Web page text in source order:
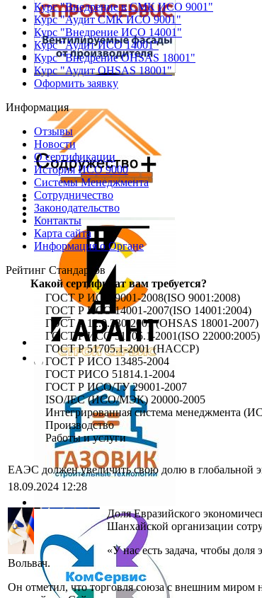
Курс "Внедрение в СМК ИСО 9001"
Курс "Аудит СМК ИСО 9001"
Курс "Внедрение ИСО 14001"
Курс "Аудит ИСО 14001"
Курс "Внедрение OHSAS 18001"
Курс "Аудит OHSAS 18001"
Оформить заявку
Информация
Отзывы
Новости
О сертификации
История ИСО 9000
Системы Менеджмента
Сотрудничество
Законодательство
Контакты
Карта сайта
Информация о Органе
Рейтинг Стандартов
Какой сертификат вам требуется?
ГОСТ Р ИСО 9001-2008(ISO 9001:2008)
ГОСТ Р ИСО 14001-2007(ISO 14001:2004)
ГОСТ Р 12.0.230-2007 (OHSAS 18001-2007)
ГОСТ Р ИСО 51705.1-2001(ISO 22000:2005)
ГОСТ Р 51705.1-2001 (HACCP)
ГОСТ Р ИСО 13485-2004
ГОСТ РИСО 51814.1-2004
ГОСТ Р ИСО/ТУ 29001-2007
ISO/IEC (ИСО/МЭК) 20000-2005
Интегрированная система менеджмента
Производство
Работы и услуги
ЕАЭС должен увеличить свою долю в глобальной
18.09.2024 12:28
Доля Евразийского
Шанхайской организации
«У нас есть задача, чтобы
Вольвач.
Он отметил, что торговля союза с внешним миром